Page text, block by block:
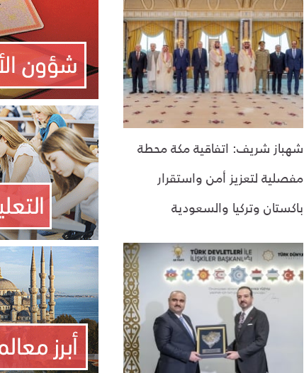
شهباز شريف: اتفاقية مكة محطة
مفصلية لتعزيز أمن واستقرار
باكستان وتركيا والسعودية